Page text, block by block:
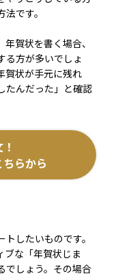
です。
賀状を書く場合、
る方が多いでしょ
賀状が手元に残れ
たんだった」と確認
らから
したいものです。
ブな「年賀状じま
でしょう。その場合